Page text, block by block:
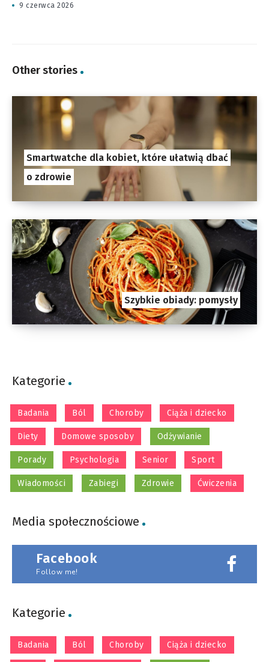
9 czerwca 2026
Other stories
Smartwatche dla kobiet, które ułatwią dbać
o zdrowie
Szybkie obiady: pomysły
Kategorie
Badania Ból Choroby Ciąża i dziecko
Diety Domowe sposoby Odżywianie
Porady Psychologia Senior Sport
Wiadomości Zabiegi Zdrowie Ćwiczenia
Media społecznościowe
Facebook
Follow me!
Kategorie
Badania Ból Choroby Ciąża i dziecko